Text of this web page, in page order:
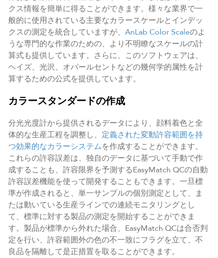
クス情報を簡単に得ることができます。様々な業界で一
般的に使用されている主要なカラースケールとインデッ
クスの測定を統合していますが、 AnLab Color Scaleのよ
うな専門的な作業のための、より不明瞭なスケールの計
算式も提供しています。さらに、このソフトウェアは、
ヘイズ、光沢、オパールセントなどの幾何学的属性を計
算するための公式を提供しています。
カラースタンダードの作成
分光光度計から提供されるデータにより、顔料着色と全
体的な生産工程を調整し、 定義された変動許容範囲を持
つ効果的なカラーシステムを作成することができます。
これらの許容誤差は、独自のデータに基づいて手動で作
成することも、許容限界を予測するEasyMatch QCの自動
許容誤差機能を使って開発することもできます。一旦標
準が作成されると、単一サンプルの個別測定として、ま
たは動いている生産ラインでの連続モニタリングとし
て、標準に対する製品の測定を開始することができま
す。製品が標準から外れた場合、EasyMatch QCは合否判
定を行い、許容範囲外の色の不一致にフラグを立て、不
良品を隔離して是正措置を取ることができます。